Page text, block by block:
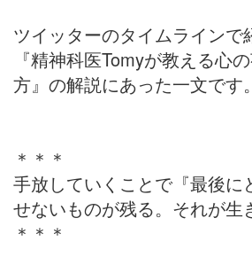
ツイッターのタイムラインで
『精神科医Tomyが教える心
方』の解説にあった一文です。
＊＊＊
手放していくことで『最後に
せないものが残る。それが生
＊＊＊